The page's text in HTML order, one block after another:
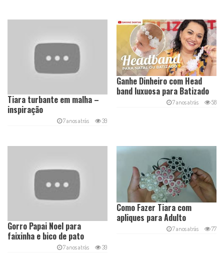
Ganhe Dinheiro com Head
band luxuosa para Batizado
7 anos atrás 58
Tiara turbante em malha –
inspiração
7 anos atrás 39
Como Fazer Tiara com
apliques para Adulto
7 anos atrás 77
Gorro Papai Noel para
faixinha e bico de pato
7 anos atrás 39